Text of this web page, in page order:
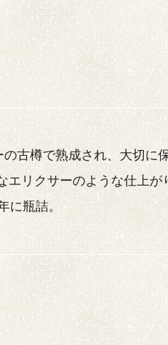
古樽で熟成され、大切に
エリクサーのような仕上が
瓶詰。